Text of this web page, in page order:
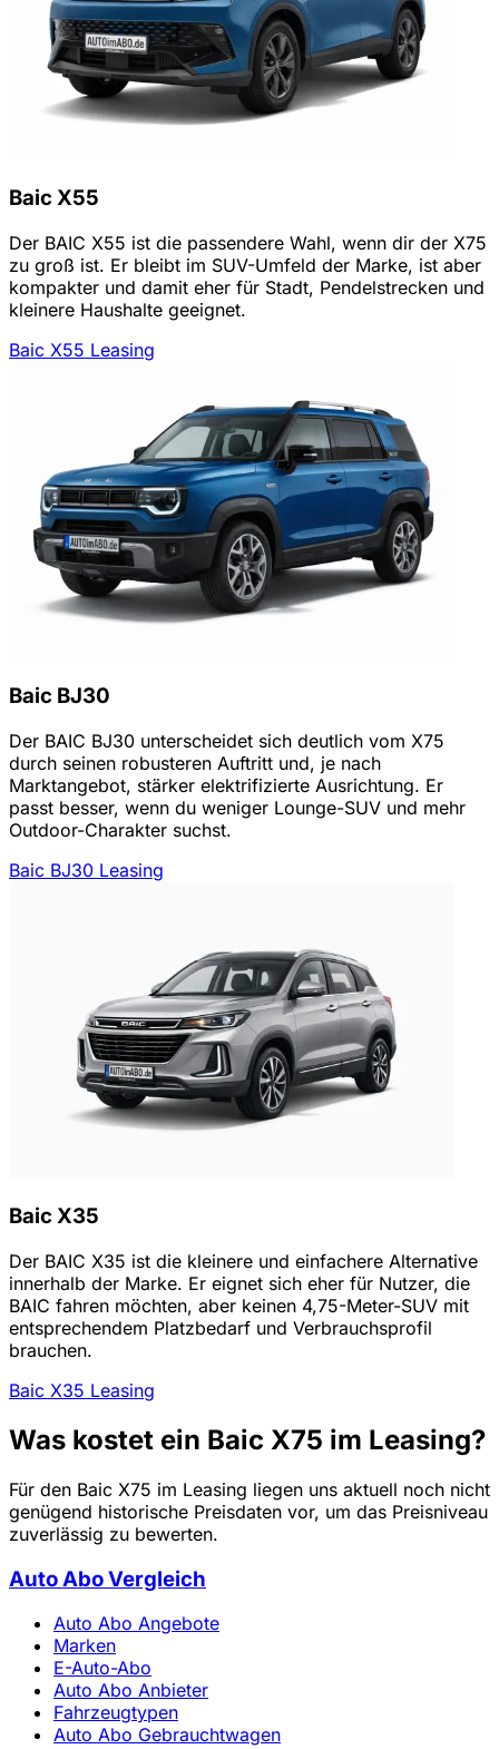
Baic X55
Der BAIC X55 ist die passendere Wahl, wenn dir der X75
zu groß ist. Er bleibt im SUV-Umfeld der Marke, ist aber
kompakter und damit eher für Stadt, Pendelstrecken und
kleinere Haushalte geeignet.
Baic X55 Leasing
Baic BJ30
Der BAIC BJ30 unterscheidet sich deutlich vom X75
durch seinen robusteren Auftritt und, je nach
Marktangebot, stärker elektrifizierte Ausrichtung. Er
passt besser, wenn du weniger Lounge-SUV und mehr
Outdoor-Charakter suchst.
Baic BJ30 Leasing
Baic X35
Der BAIC X35 ist die kleinere und einfachere Alternative
innerhalb der Marke. Er eignet sich eher für Nutzer, die
BAIC fahren möchten, aber keinen 4,75-Meter-SUV mit
entsprechendem Platzbedarf und Verbrauchsprofil
brauchen.
Baic X35 Leasing
Was kostet ein Baic X75 im Leasing?
Für den Baic X75 im Leasing liegen uns aktuell noch nicht
genügend historische Preisdaten vor, um das Preisniveau
zuverlässig zu bewerten.
Auto Abo Vergleich
Auto Abo Angebote
Marken
E-Auto-Abo
Auto Abo Anbieter
Fahrzeugtypen
Auto Abo Gebrauchtwagen